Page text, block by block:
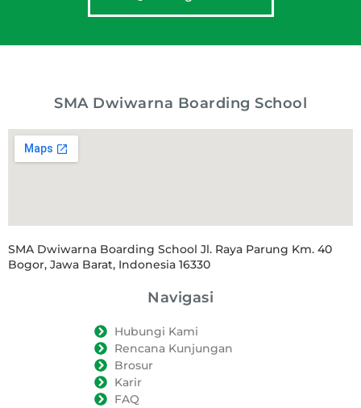
SMA Dwiwarna Boarding School
SMA Dwiwarna Boarding School Jl. Raya Parung Km. 40
Bogor, Jawa Barat, Indonesia 16330
Navigasi
Hubungi Kami
Rencana Kunjungan
Brosur
Karir
FAQ